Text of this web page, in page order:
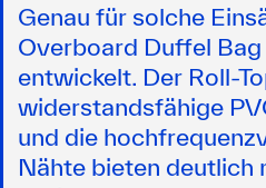
Genau für solche
Overboard Duffel
entwickelt. Der Roll-
widerstandsfähige
und die
Nähte bieten deutlich